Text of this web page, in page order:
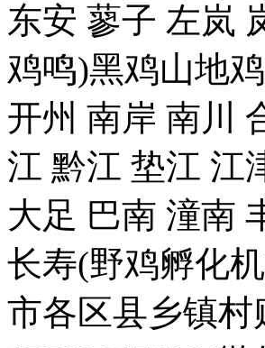
东安 蓼子 左岚
鸡鸣)黑鸡山地
开州 南岸 南川
江 黔江 垫江 江
大足 巴南 潼南
长寿(野鸡孵化
市各区县乡镇